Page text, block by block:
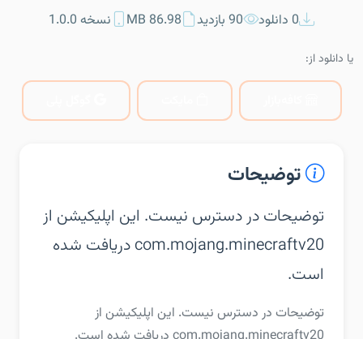
0 دانلود 90 بازدید 86.98 MB نسخه 1.0.0
یا دانلود از:
توضیحات
توضیحات در دسترس نیست. این اپلیکیشن از
com.mojang.minecraftv20 دریافت شده
است.
توضیحات در دسترس نیست. این اپلیکیشن از